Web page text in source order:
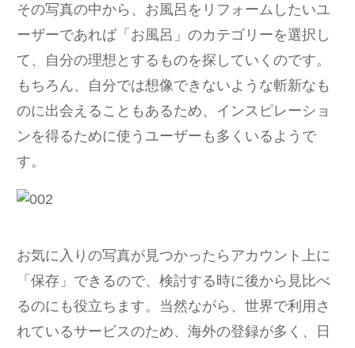
その写真の中から、お風呂をリフォームしたいユ
ーザーであれば「お風呂」のカテゴリーを選択し
て、自分の理想とするものを探していくのです。
もちろん、自分では想像できないような斬新なも
のに出会えることもあるため、インスピレーショ
ンを得るために使うユーザーも多くいるようで
す。
お気に入りの写真が見つかったらアカウント上に
「保存」できるので、検討する時に後から見比べ
るのにも役立ちます。当然ながら、世界で利用さ
れているサービスのため、海外の登録が多く、日